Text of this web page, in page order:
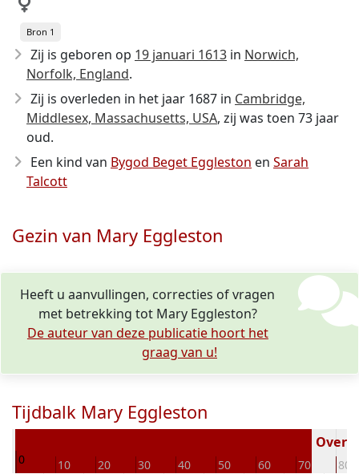
Bron 1
Zij is geboren op 19 januari 1613 in Norwich,
Norfolk, England.
Zij is overleden in het jaar 1687 in Cambridge,
Middlesex, Massachusetts, USA, zij was toen 73 jaar
oud.
Een kind van Bygod Beget Eggleston en Sarah
Talcott
Gezin van Mary Eggleston
Heeft u aanvullingen, correcties of vragen
met betrekking tot Mary Eggleston?
De auteur van deze publicatie hoort het
graag van u!
Tijdbalk Mary Eggleston
0 10 20 30 40 50 60 70 80